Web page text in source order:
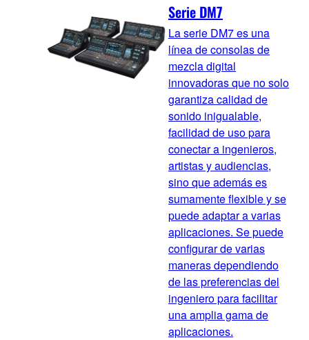
Serie DM7
La serie DM7 es una
línea de consolas de
mezcla digital
innovadoras que no solo
garantiza calidad de
sonido inigualable,
facilidad de uso para
conectar a ingenieros,
artistas y audiencias,
sino que además es
sumamente flexible y se
puede adaptar a varias
aplicaciones. Se puede
configurar de varias
maneras dependiendo
de las preferencias del
ingeniero para facilitar
una amplia gama de
aplicaciones.